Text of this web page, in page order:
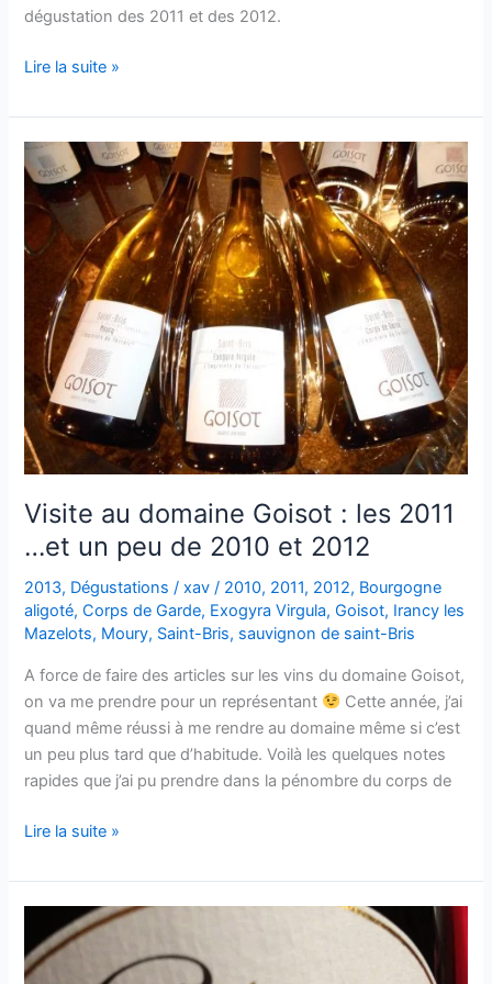
dégustation des 2011 et des 2012.
Visite
domaine
Goisot
:
les
2011
&
Lire la suite »
Visite au domaine Goisot : les 2011
…et un peu de 2010 et 2012
2013, Dégustations /xav/ 2010, 2011, 2012, Bourgogne
aligoté,Corps de Garde, Exogyra Virgula,Goisot, Irancy les
Mazelots, Moury, Saint-Bris, sauvignon de saint-Bris
A force de faire des articles sur les vins du domaine Goisot,
on va me prendre pour un représentant
Cette année, j’ai
quand même réussi à me rendre au domaine même si c’est
un peu plus tard que d’habitude. Voilà les quelques notes
rapides que j’ai pu prendre dans la pénombre du corps de
Visite
domaine
Goisot
les
Lire la suite »